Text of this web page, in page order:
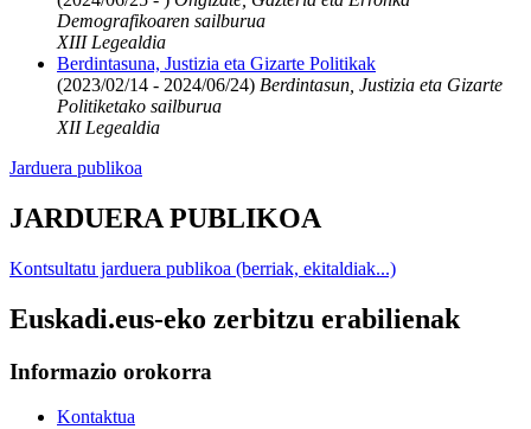
Demografikoaren sailburua
XIII Legealdia
Berdintasuna, Justizia eta Gizarte Politikak
(2023/02/14 - 2024/06/24) Berdintasun, Justizia eta Gizarte
Politiketako sailburua
XII Legealdia
Jarduera publikoa
JARDUERA PUBLIKOA
Kontsultatu jarduera publikoa (berriak, ekitaldiak...)
Euskadi.eus-eko zerbitzu erabilienak
Informazio orokorra
Kontaktua